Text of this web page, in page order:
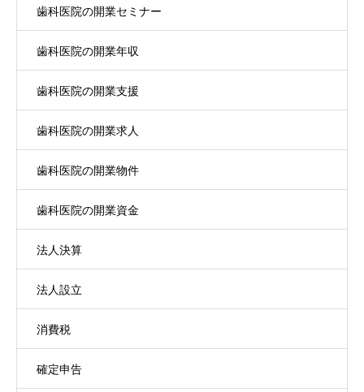
歯科医院の開業セミナー
歯科医院の開業年収
歯科医院の開業支援
歯科医院の開業求人
歯科医院の開業物件
歯科医院の開業資金
法人決算
法人設立
消費税
確定申告